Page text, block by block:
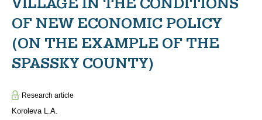
VILLAGE IN THE CONDITIONS
OF NEW ECONOMIC POLICY
(ON THE EXAMPLE OF THE
SPASSKY COUNTY)
Research article
Koroleva L.A.